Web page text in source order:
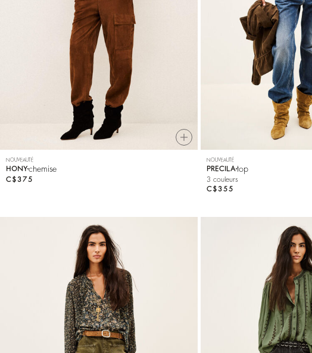
Mailles
NOUVEAUTÉ
HONYchemise
C$375
NOUVEAUTÉ
PRECILAtop
3 couleurs
C$355